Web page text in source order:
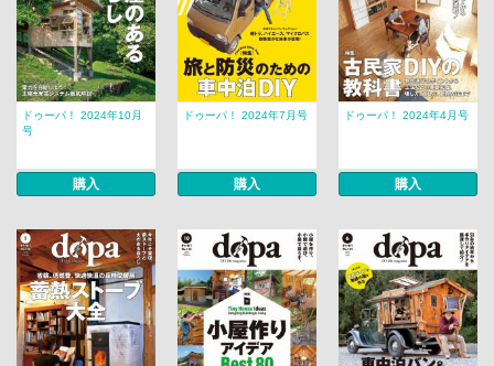
ドゥーパ！ 2024年10月
号
購入
ドゥーパ！ 2024年7月号
購入
ドゥーパ！ 2024年4月号
購入